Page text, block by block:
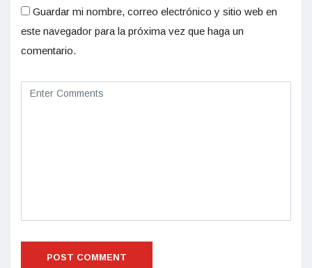
Guardar mi nombre, correo electrónico y sitio web en
este navegador para la próxima vez que haga un
comentario.